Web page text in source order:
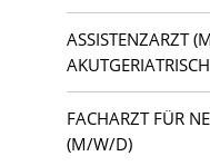
ASSISTENZARZT
FACHARZT FÜR
(M/W/D)